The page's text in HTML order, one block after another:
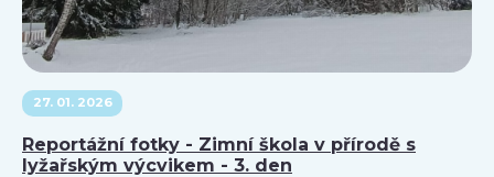
27. 01. 2026
Reportážní fotky - Zimní škola v přírodě s
lyžařským výcvikem - 3. den